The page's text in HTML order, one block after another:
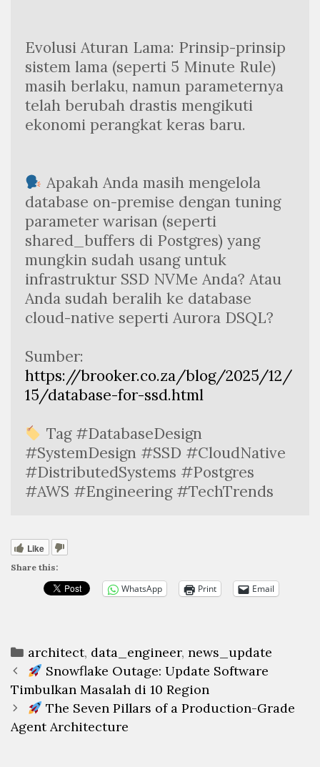
Evolusi Aturan Lama: Prinsip-prinsip
sistem lama (seperti 5 Minute Rule)
masih berlaku, namun parameternya
telah berubah drastis mengikuti
ekonomi perangkat keras baru.
Apakah Anda masih mengelola
database on-premise dengan tuning
parameter warisan (seperti
shared_buffers di Postgres) yang
mungkin sudah usang untuk
infrastruktur SSD NVMe Anda? Atau
Anda sudah beralih ke database
cloud-native seperti Aurora DSQL?
Sumber:
https://brooker.co.za/blog/2025/12/
15/database-for-ssd.html
Tag #DatabaseDesign
#SystemDesign #SSD #CloudNative
#DistributedSystems #Postgres
#AWS #Engineering #TechTrends
Like
Share this:
WhatsApp Print Email
Categories
architect, data_engineer, news_update
Post
navigation
Snowflake Outage: Update Software
Timbulkan Masalah di 10 Region
The Seven Pillars of a Production-Grade
Agent Architecture